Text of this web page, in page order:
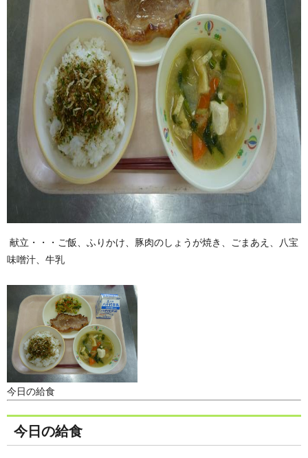
献立・・・ご飯、ふりかけ、豚肉のしょうが焼き、ごまあえ、八宝
味噌汁、牛乳
今日の給食
今日の給食